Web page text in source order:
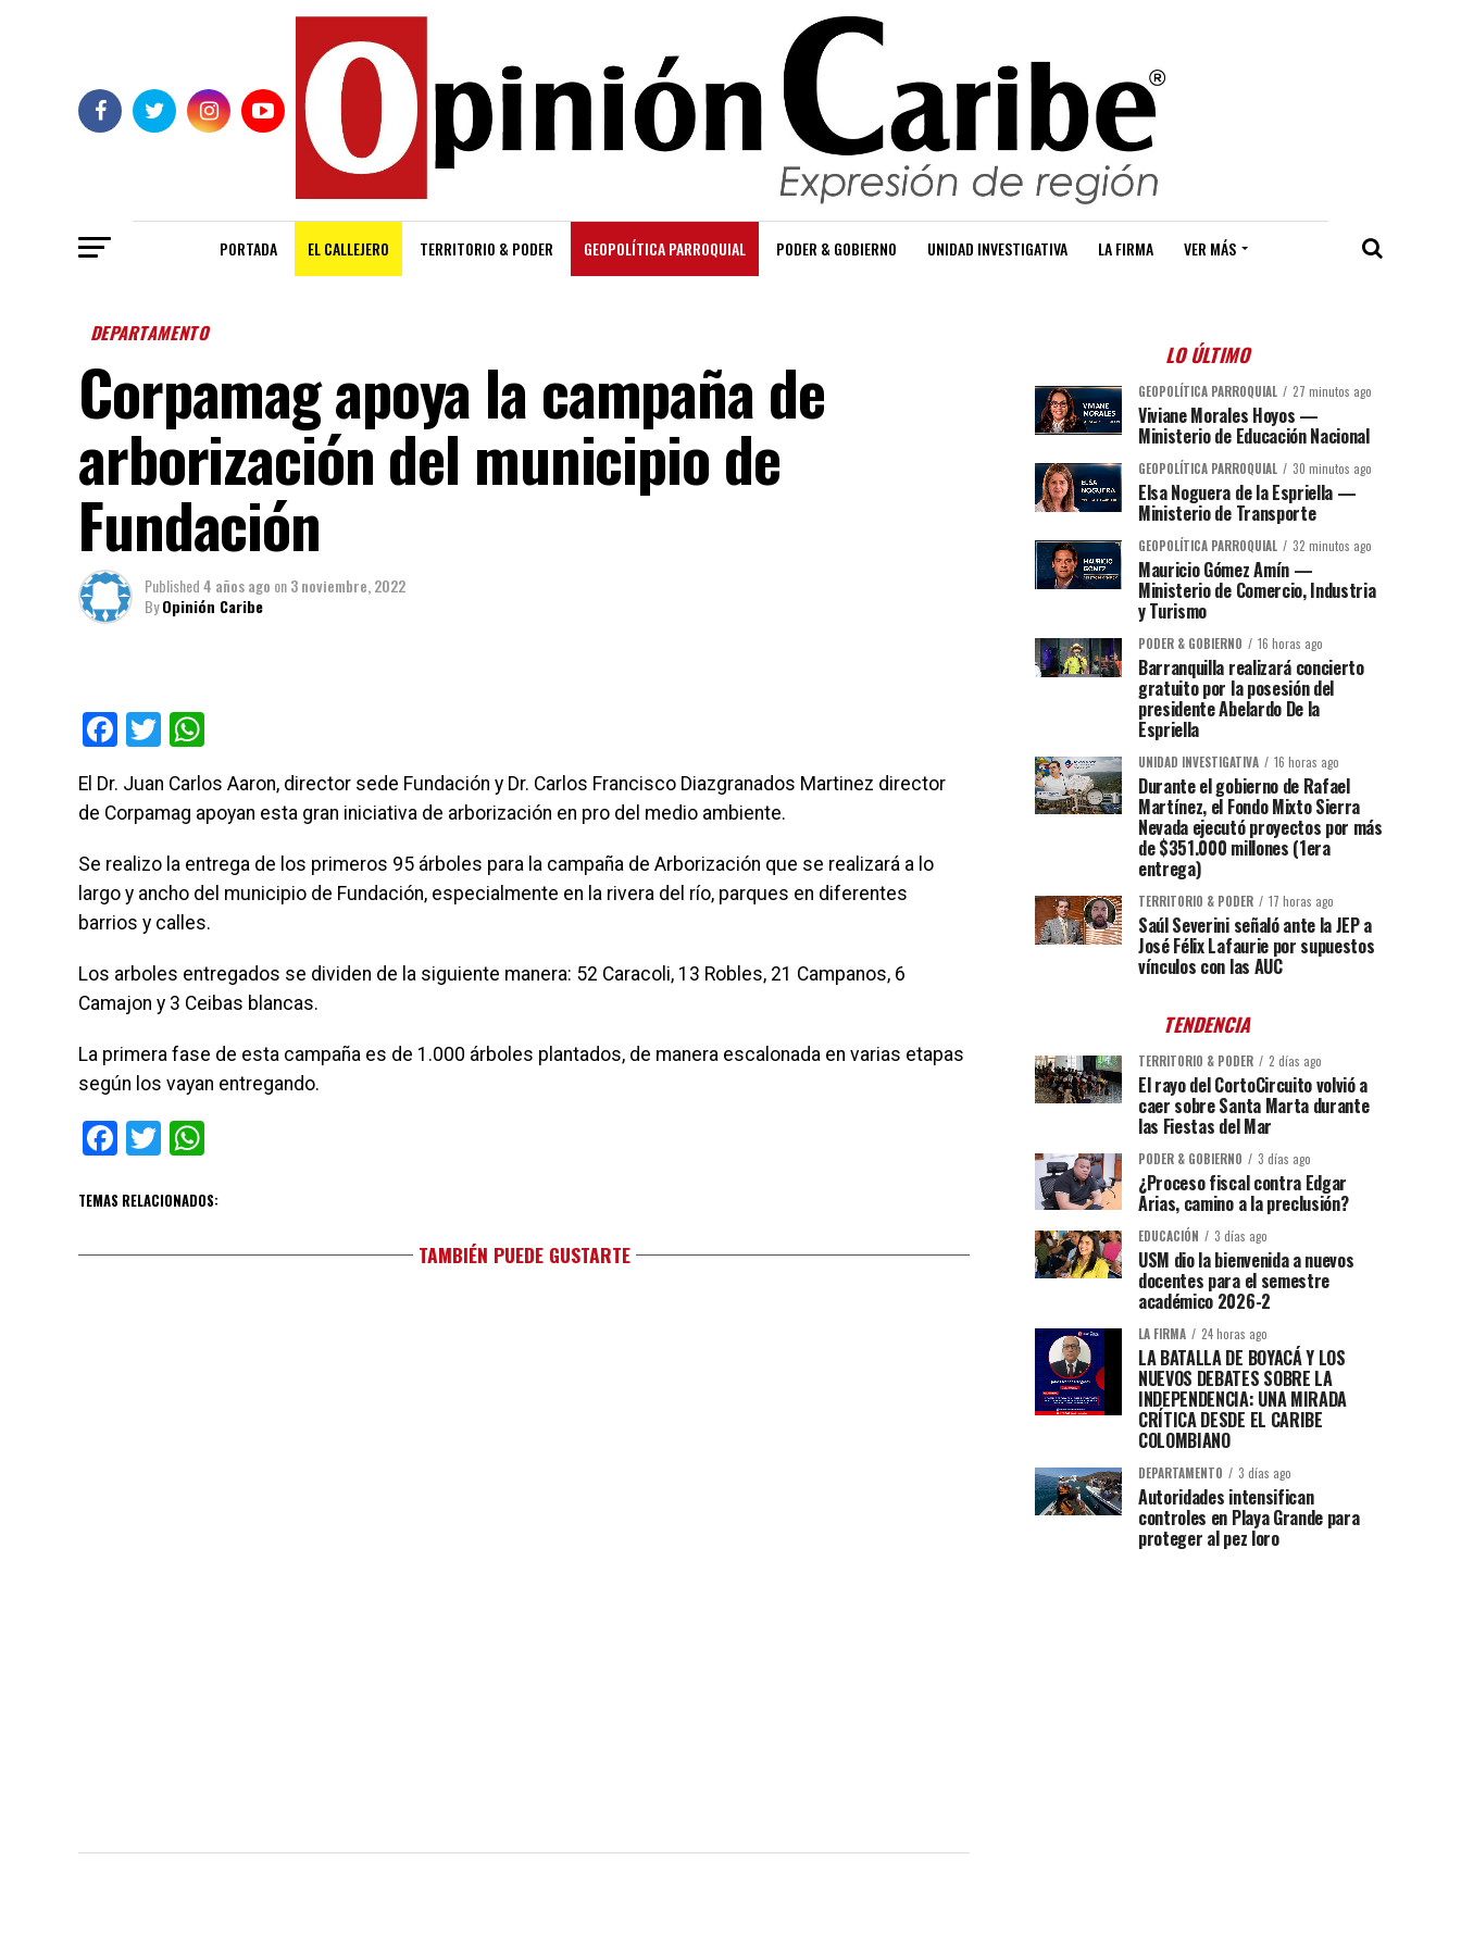
PORTADA EL CALLEJERO TERRITORIO & PODER GEOPOLÍTICA PARROQUIAL PODER & GOBIERNO UNIDAD INVESTIGATIVA LA FIRMA VER MÁS
DEPARTAMENTO
Corpamag apoya la campaña de
arborización del municipio de
Fundación
Published4 años ago on3 noviembre, 2022
ByOpinión Caribe
Facebook
Twitter
El Dr. Juan Carlos Aaron, director sede Fundación y Dr. Carlos Francisco Diazgranados Martinez director
de Corpamag apoyan esta gran iniciativa de arborización en pro del medio ambiente.
Se realizo la entrega de los primeros 95 árboles para la campaña de Arborización que se realizará a lo
largo y ancho del municipio de Fundación, especialmente en la rivera del río, parques en diferentes
barrios y calles.
Los arboles entregados se dividen de la siguiente manera: 52 Caracoli, 13 Robles, 21 Campanos, 6
Camajon y 3 Ceibas blancas.
La primera fase de esta campaña es de 1.000 árboles plantados, de manera escalonada en varias etapas
según los vayan entregando.
Facebook
Twitter
TEMAS RELACIONADOS:
TAMBIÉN PUEDE GUSTARTE
LO ÚLTIMO
GEOPOLÍTICA PARROQUIAL 27 minutos ago
Viviane Morales Hoyos —
Ministerio de Educación Nacional
GEOPOLÍTICA PARROQUIAL 30 minutos ago
Elsa Noguera de la Espriella —
Ministerio de Transporte
GEOPOLÍTICA PARROQUIAL 32 minutos ago
Mauricio Gómez Amín —
Ministerio de Comercio, Industria
y Turismo
PODER & GOBIERNO 16 horas ago
Barranquilla realizará concierto
gratuito por la posesión del
presidente Abelardo De la
Espriella
UNIDAD INVESTIGATIVA 16 horas ago
Durante el gobierno de Rafael
Martínez, el Fondo Mixto Sierra
Nevada ejecutó proyectos por más
de $351.000 millones (1era
entrega)
TERRITORIO & PODER 17 horas ago
Saúl Severini señaló ante la JEP a
José Félix Lafaurie por supuestos
vínculos con las AUC
TENDENCIA
TERRITORIO & PODER 2 días ago
El rayo del CortoCircuito volvió a
caer sobre Santa Marta durante
las Fiestas del Mar
PODER & GOBIERNO 3 días ago
¿Proceso fiscal contra Edgar
Arias, camino a la preclusión?
EDUCACIÓN 3 días ago
USM dio la bienvenida a nuevos
docentes para el semestre
académico 2026-2
LA FIRMA 24 horas ago
LA BATALLA DE BOYACÁ Y LOS
NUEVOS DEBATES SOBRE LA
INDEPENDENCIA: UNA MIRADA
CRÍTICA DESDE EL CARIBE
COLOMBIANO
DEPARTAMENTO 3 días ago
Autoridades intensifican
controles en Playa Grande para
proteger al pez loro